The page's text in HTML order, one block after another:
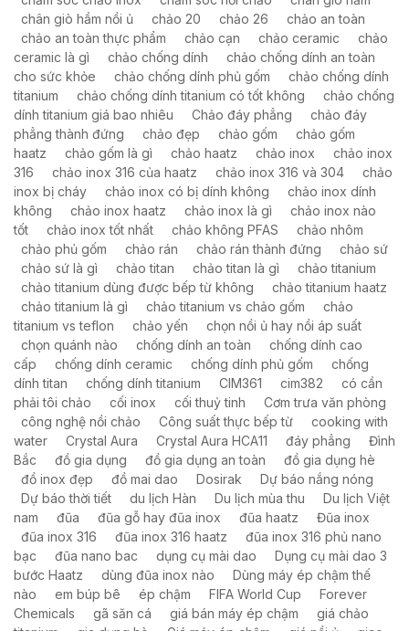
chân giò hầm nồi ủ
chảo 20 chảo 26
chảo an toàn
chảo an toàn thực phẩm
chảo cạn chảo ceramic
chảo
ceramic là gì
chảo chống dính
chảo chống dính an toàn
cho sức khỏe
chảo chống dính phủ gốm
chảo chống dính
titanium
chảo chống dính titanium có tốt không
chảo chống
dính titanium giá bao nhiêu
Chảo đáy phẳng
chảo đáy
phẳng thành đứng
chảo đẹp chảo gốm
chảo gốm
haatz
chảo gốm là gì chảo haatz chảo inox
chảo inox
316
chảo inox 316 của haatz chảo inox 316 và 304
chảo
inox bị cháy
chảo inox có bị dính không
chảo inox dính
không
chảo inox haatz chảo inox là gì
chảo inox nào
tốt
chảo inox tốt nhất chảo không PFAS
chảo nhôm
chảo phủ gốm
chảo rán chảo rán thành đứng
chảo sứ
chảo sứ là gì
chảo titan chảo titan là gì
chảo titanium
chảo titanium dùng được bếp từ không
chảo titanium haatz
chảo titanium là gì
chảo titanium vs chảo gốm
chảo
titanium vs teflon
chảo yến
chọn nồi ủ hay nồi áp suất
chọn quánh nào
chống dính an toàn
chống dính cao
cấp
chống dính ceramic chống dính phủ gốm
chống
dính titan
chống dính titanium CIM361 cim382
có cần
phải tôi chảo
cối inox cối thuỷ tinh
Cơm trưa văn phòng
công nghệ nồi chảo
Công suất thực bếp từ
cooking with
water
Crystal Aura Crystal Aura HCA11 đáy phẳng
Đình
Bắc
đồ gia dụng đồ gia dụng an toàn
đồ gia dụng hè
đồ inox đẹp
đồ mai dao Dosirak
Dự báo nắng nóng
Dự báo thời tiết
du lịch Hàn Du lịch mùa thu
Du lịch Việt
nam
đũa đũa gỗ hay đũa inox đũa haatz
Đũa inox
đũa inox 316
đũa inox 316 haatz
đũa inox 316 phủ nano
bạc
đũa nano bac dụng cụ mài dao
Dụng cụ mài dao 3
bước Haatz
dùng đũa inox nào
Dùng máy ép chậm thế
nào
em búp bê ép chậm FIFA World Cup
Forever
Chemicals
gã săn cá giá bán máy ép chậm
giá chảo